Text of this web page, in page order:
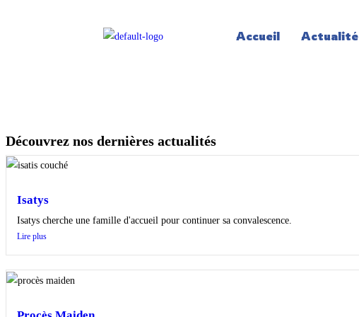
Accueil Actualité
Découvrez nos dernières actualités
Isatys
Isatys cherche une famille d'accueil pour continuer sa convalescence.
Lire plus